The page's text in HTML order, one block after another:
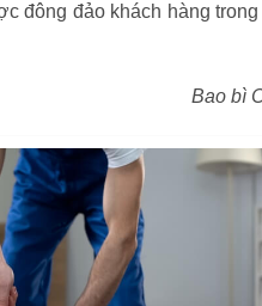
đông đảo khách hàng
Bao bì